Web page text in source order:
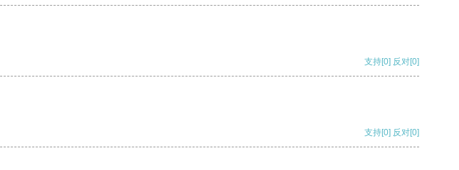
支持[0] 反对[0]
支持[0] 反对[0]